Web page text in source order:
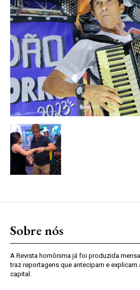
Sobre nós
A Revista homônima já foi produzida
traz reportagens que antecipam e
capital.